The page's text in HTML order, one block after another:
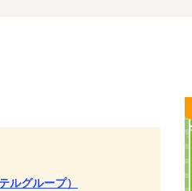
ルグループ）